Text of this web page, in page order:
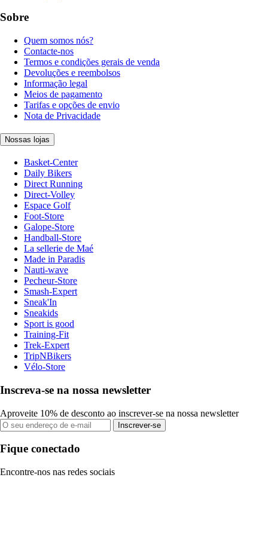
Sobre
Quem somos nós?
Contacte-nos
Termos e condições gerais de venda
Devoluções e reembolsos
Informação legal
Meios de pagamento
Tarifas e opções de envio
Nota de Privacidade
Nossas lojas
Basket-Center
Daily Bikers
Direct Running
Direct-Volley
Espace Golf
Foot-Store
Galope-Store
Handball-Store
La sellerie de Maé
Made in Paradis
Nauti-wave
Pecheur-Store
Smash-Expert
Sneak'In
Sneakids
Sport is good
Training-Fit
Trek-Expert
TripNBikers
Vélo-Store
Inscreva-se na nossa newsletter
Aproveite 10% de desconto ao inscrever-se na nossa newsletter
Inscrever-se
Fique conectado
Encontre-nos nas redes sociais